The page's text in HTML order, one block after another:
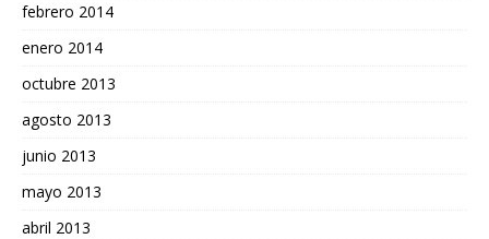
febrero 2014
enero 2014
octubre 2013
agosto 2013
junio 2013
mayo 2013
abril 2013